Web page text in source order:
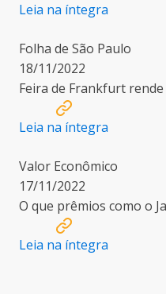
Leia na íntegra
Folha de São Paulo
18/11/2022
Feira de Frankfurt
Leia na íntegra
Valor Econômico
17/11/2022
O que prêmios como o
Leia na íntegra